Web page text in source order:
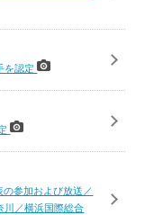
を認定
参加および放送／
／横浜国際総合